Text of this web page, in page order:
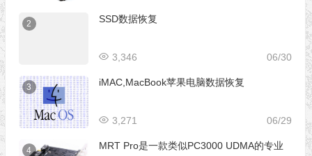
2 SSD数据恢复
06/30
3,346
3 iMAC,MacBook苹果电脑数据恢复
06/29
3,271
4
MRT Pro是一款类似PC3000 UDMA的专业